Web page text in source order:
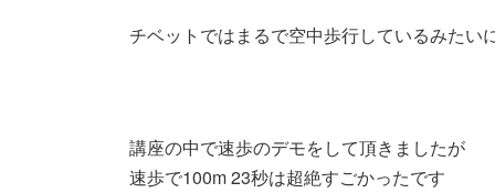
チベットではまるで空中歩行しているみたい
講座の中で速歩のデモをして頂きましたが
速歩で100m 23秒は超絶すごかったです